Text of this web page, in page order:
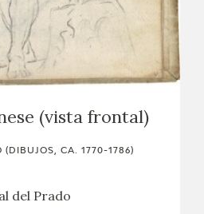
(vista frontal)
(DIBUJOS, CA. 1770-1786)
del Prado